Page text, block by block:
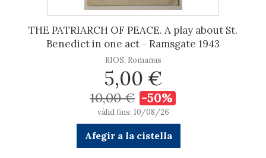
THE PATRIARCH OF PEACE. A play about St.
Benedict in one act - Ramsgate 1943
RIOS, Romanus
5,00 €
10,00 € -50%
vàlid fins: 10/08/26
Afegir a la cistella